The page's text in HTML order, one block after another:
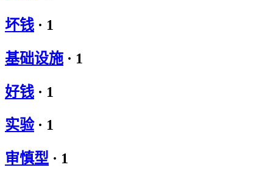
坏钱 · 1
基础设施 · 1
好钱 · 1
实验 · 1
审慎型 · 1